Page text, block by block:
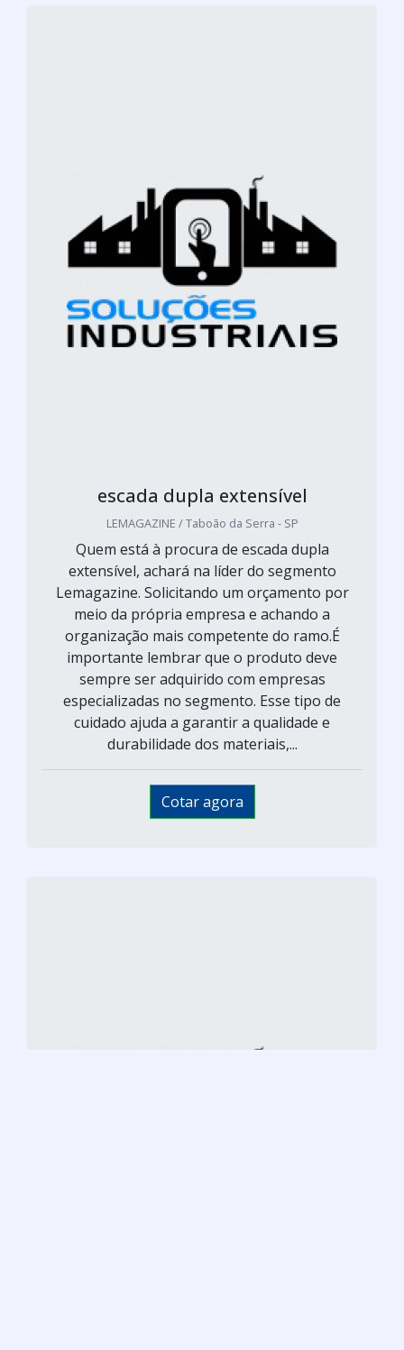
escada dupla extensível
LEMAGAZINE / Taboão da Serra - SP
Quem está à procura de escada dupla
extensível, achará na líder do segmento
Lemagazine. Solicitando um orçamento por
meio da própria empresa e achando a
organização mais competente do ramo.É
importante lembrar que o produto deve
sempre ser adquirido com empresas
especializadas no segmento. Esse tipo de
cuidado ajuda a garantir a qualidade e
durabilidade dos materiais,...
Cotar agora